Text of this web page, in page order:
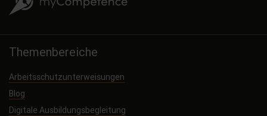
Themenbereiche
Arbeitsschutzunterweisungen
Blog
Digitale Ausbildungsbegleitung